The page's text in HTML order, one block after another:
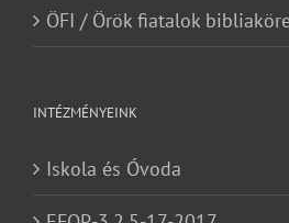
ÖFI / Örök fiatalok
INTÉZMÉNYEINK
Iskola és Óvoda